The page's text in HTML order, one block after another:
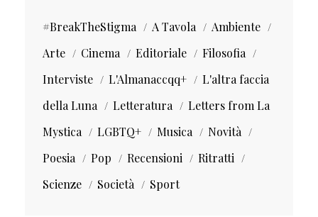
#BreakTheStigma A Tavola
Ambiente
Arte
Cinema Editoriale
Filosofia
Interviste
L'Almanaccqq+
L'altra faccia
della Luna
Letteratura
Letters from La
Mystica
LGBTQ+ Musica
Novità
Poesia
Pop Recensioni
Ritratti
Scienze
Società Sport